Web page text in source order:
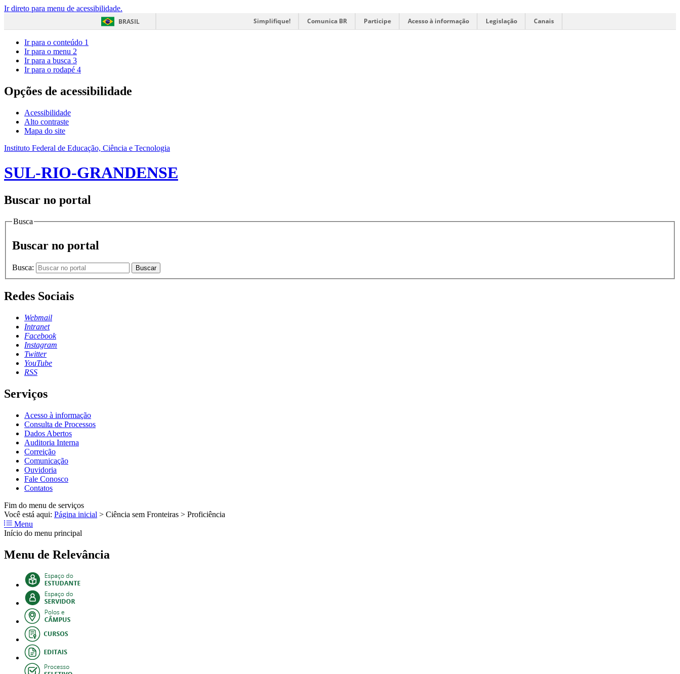
Ir direto para menu de acessibilidade.
BRASIL
Simplifique! Comunica BR Participe Acesso à informação Legislação Canais
Ir para o conteúdo 1
Ir para o menu 2
Ir para a busca 3
Ir para o rodapé 4
Opções de acessibilidade
Acessibilidade
Alto contraste
Mapa do site
Instituto Federal de Educação, Ciência e Tecnologia
SUL-RIO-GRANDENSE
Buscar no portal
Busca
Buscar no portal
Busca: Buscar
Redes Sociais
Webmail
Intranet
Facebook
Instagram
Twitter
YouTube
RSS
Serviços
Acesso à informação
Consulta de Processos
Dados Abertos
Auditoria Interna
Correição
Comunicação
Ouvidoria
Fale Conosco
Contatos
Fim do menu de serviços
Você está aqui: Página inicial > Ciência sem Fronteiras > Proficiência
Menu
Início do menu principal
Menu de Relevância